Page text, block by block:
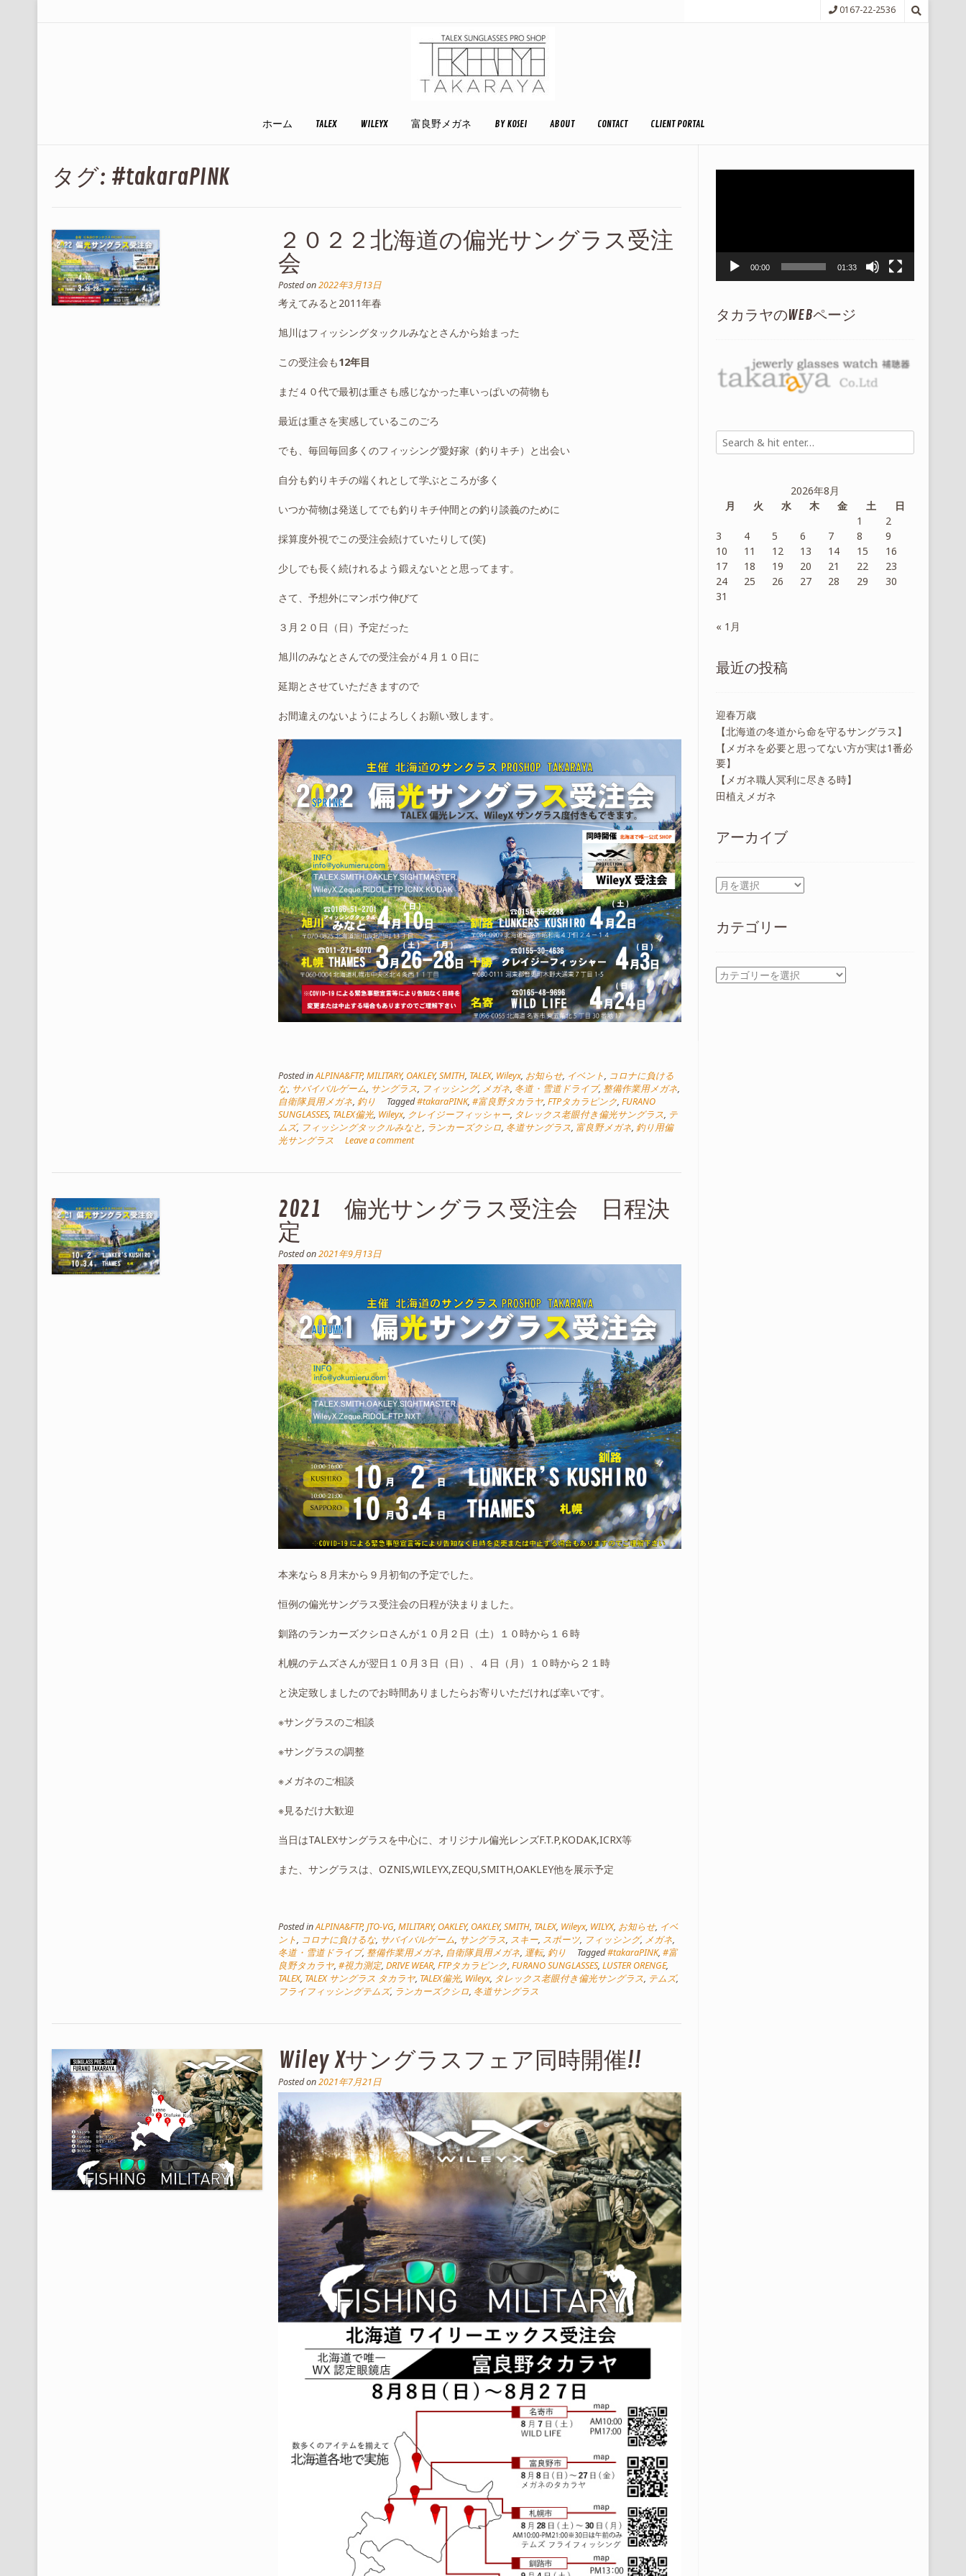
0167-22-2536
ホーム TALEX WILEYX 富良野メガネ BY KOSEI ABOUT CONTACT CLIENT PORTAL
タグ: #takaraPINK
２０２２北海道の偏光サングラス受注
会
Posted on2022年3月13日
考えてみると2011年春
旭川はフィッシングタックルみなとさんから始まった
この受注会も12年目
まだ４０代で最初は重さも感じなかった車いっぱいの荷物も
最近は重さを実感しているこのごろ
でも、毎回毎回多くのフィッシング愛好家（釣りキチ）と出会い
自分も釣りキチの端くれとして学ぶところが多く
いつか荷物は発送してでも釣りキチ仲間との釣り談義のために
採算度外視でこの受注会続けていたりして(笑)
少しでも長く続けれるよう鍛えないとと思ってます。
さて、予想外にマンボウ伸びて
３月２０日（日）予定だった
旭川のみなとさんでの受注会が４月１０日に
延期とさせていただきますので
お間違えのないようによろしくお願い致します。
Posted inALPINA&FTP,MILITARY, OAKLEY,SMITH, TALEX, Wileyx, お知らせ, イベント, コロナに負ける
な, サバイバルゲーム, サングラス, フィッシング, メガネ, 冬道・雪道ドライブ, 整備作業用メガネ,
自衛隊員用メガネ, 釣り Tagged#takaraPINK,#富良野タカラヤ,FTPタカラピンク,FURANO
SUNGLASSES, TALEX偏光, Wileyx, クレイジーフィッシャー, タレックス老眼付き偏光サングラス, テ
ムズ, フィッシングタックルみなと, ランカーズクシロ, 冬道サングラス, 富良野メガネ, 釣り用偏
光サングラス
Leave a comment
2021 偏光サングラス受注会 日程決
定
Posted on2021年9月13日
本来なら８月末から９月初旬の予定でした。
恒例の偏光サングラス受注会の日程が決まりました。
釧路のランカーズクシロさんが１０月２日（土）１０時から１６時
札幌のテムズさんが翌日１０月３日（日）、４日（月）１０時から２１時
と決定致しましたのでお時間ありましたらお寄りいただければ幸いです。
※サングラスのご相談
※サングラスの調整
※メガネのご相談
※見るだけ大歓迎
当日はTALEXサングラスを中心に、オリジナル偏光レンズF.T.P,KODAK,ICRX等
また、サングラスは、OZNIS,WILEYX,ZEQU,SMITH,OAKLEY他を展示予定
Posted inALPINA&FTP,JTO-VG,MILITARY, OAKLEY, OAKLEY,SMITH, TALEX, Wileyx, WILYX, お知らせ, イベ
ント, コロナに負けるな, サバイバルゲーム, サングラス, スキー, スポーツ, フィッシング, メガネ,
冬道・雪道ドライブ, 整備作業用メガネ, 自衛隊員用メガネ, 運転, 釣り Tagged#takaraPINK,#富
良野タカラヤ,#視力測定,DRIVE WEAR,FTPタカラピンク,FURANO SUNGLASSES,LUSTER ORENGE,
TALEX, TALEX サングラス タカラヤ, TALEX偏光, Wileyx, タレックス老眼付き偏光サングラス, テムズ,
フライフィッシングテムズ, ランカーズクシロ, 冬道サングラス
Wiley Xサングラスフェア同時開催!!
Posted on2021年7月21日
ヤ
00:00 01:33
タカラヤのWEBページ
2026年8月
月
火 水 木 金 土
日
1
2
3
4 5 6 7 8
9
10
11 12 13 14 15
16
17
18 19 20 21 22
23
24
25 26 27 28 29
30
31
« 1月
最近の投稿
迎春万歳
【北海道の冬道から命を守るサングラス】
【メガネを必要と思ってない方が実は1番必
要】
【メガネ職人冥利に尽きる時】
田植えメガネ
アーカイブ
ア
イ
カテゴリー
カ